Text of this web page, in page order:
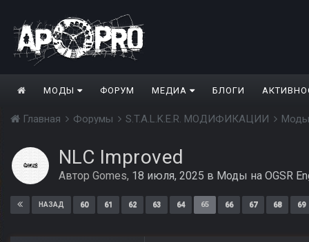
МОДЫ ФОРУМ МЕДИА БЛОГИ
Главная Форумы S.T.A.L.K.E.R. МОДИФИКАЦИИ
NLC Improved
Автор Gomes, 18 июля, 2025 в Моды на OGSR
НАЗАД 60 61 62 63 64 65 66 67 68 69